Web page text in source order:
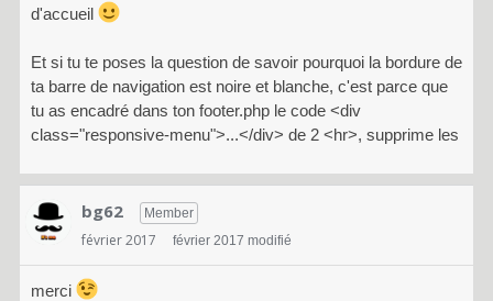
d'accueil
Et si tu te poses la question de savoir pourquoi la bordure de
ta barre de navigation est noire et blanche, c'est parce que
tu as encadré dans ton footer.php le code <div
class="responsive-menu">...</div> de 2 <hr>, supprime les
bg62 Member
février 2017 février 2017 modifié
merci